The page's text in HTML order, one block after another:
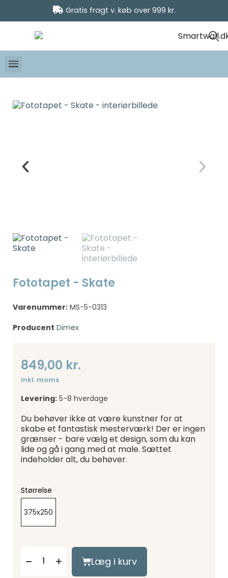
Gratis fragt v. køb over 999 kr.
Fototapet - Skate
Varenummer: MS-5-0313
Producent Dimex
849,00 kr.
Inkl. moms
Levering: 5-8 hverdage
Du behøver ikke at være kunstner for at
skabe et fantastisk mesterværk! Der er ingen
grænser - bare vælg et design, som du kan
lide og gå i gang med at male. Sættet
indeholder alt, du behøver.
Størrelse
375x250
Læg i kurv